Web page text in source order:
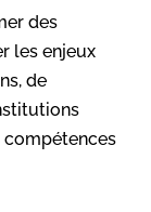
des
les enjeux
de
compétences